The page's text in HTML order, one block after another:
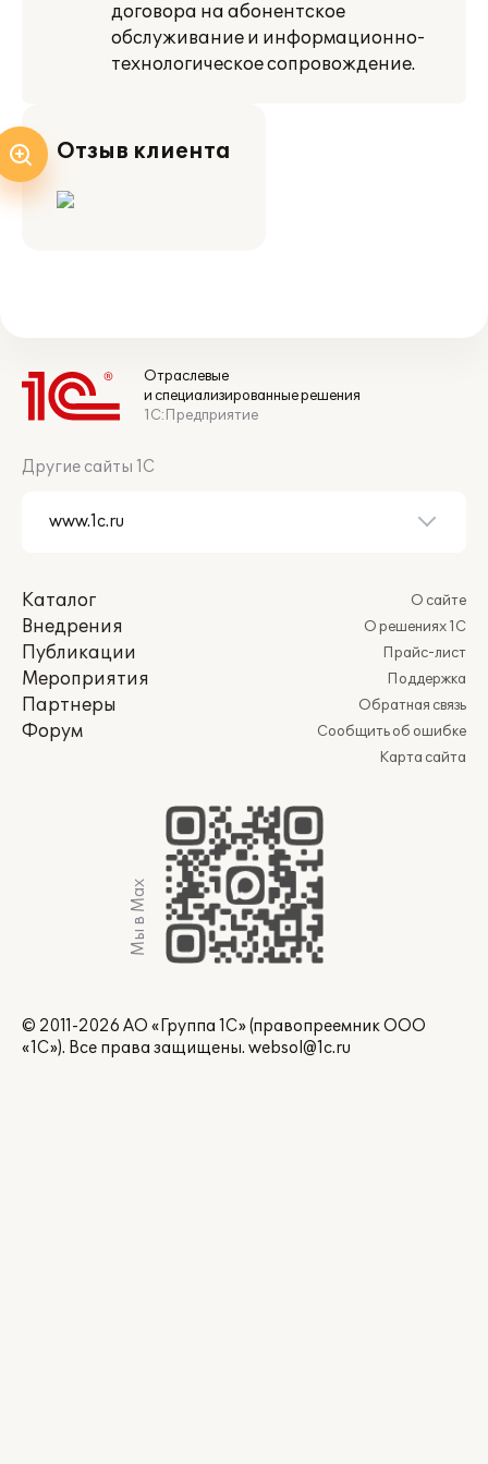
договора на абонентское
обслуживание и информационно-
технологическое сопровождение.
Отзыв клиента
Отраслевые
и специализированные решения
1С:Предприятие
Другие сайты 1С
Каталог
Внедрения
Публикации
Мероприятия
Партнеры
Форум
О сайте
О решениях 1С
Прайс-лист
Поддержка
Обратная связь
Сообщить об ошибке
Карта сайта
Мы в Max
© 2011-2026 АО «Группа 1С» (правопреемник ООО
«1С»). Все права защищены. websol@1c.ru